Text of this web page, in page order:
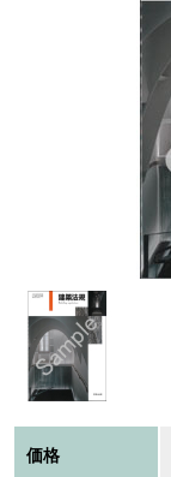
価格